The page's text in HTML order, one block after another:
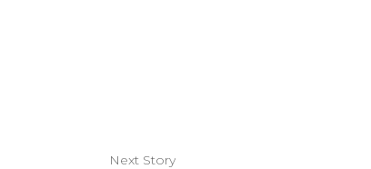
Next Story